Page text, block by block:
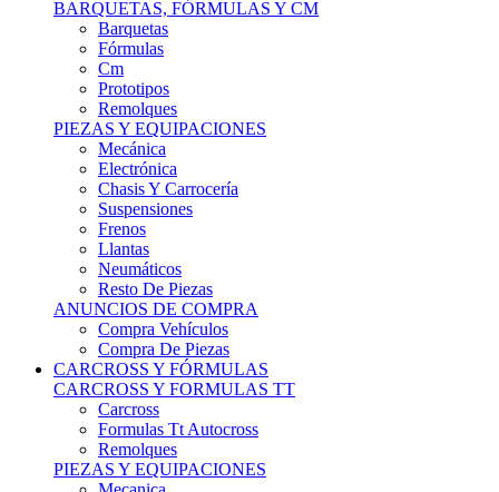
BARQUETAS, FÓRMULAS Y CM
Barquetas
Fórmulas
Cm
Prototipos
Remolques
PIEZAS Y EQUIPACIONES
Mecánica
Electrónica
Chasis Y Carrocería
Suspensiones
Frenos
Llantas
Neumáticos
Resto De Piezas
ANUNCIOS DE COMPRA
Compra Vehículos
Compra De Piezas
CARCROSS Y FÓRMULAS
CARCROSS Y FORMULAS TT
Carcross
Formulas Tt Autocross
Remolques
PIEZAS Y EQUIPACIONES